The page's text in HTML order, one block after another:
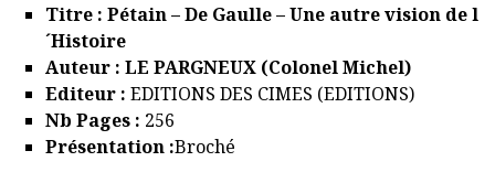
Titre : Pétain – De Gaulle – Une autre vision de l
´Histoire
Auteur : LE PARGNEUX (Colonel Michel)
Editeur :EDITIONS DES CIMES (EDITIONS)
Nb Pages : 256
Présentation :Broché